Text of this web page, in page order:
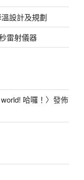
設計及規劃
雷射儀器
哈囉！ 〉發佈